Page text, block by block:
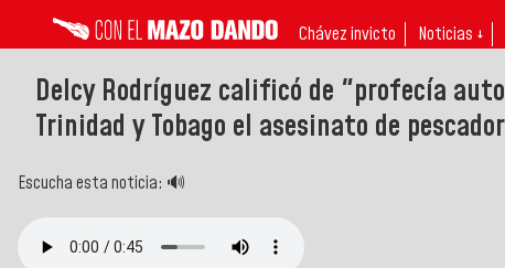
Chávez invicto Noticias ↓
Delcy Rodríguez calificó de "profecía
Trinidad y Tobago el asesinato de
Escucha esta noticia: 🔊